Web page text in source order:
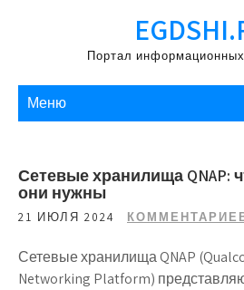
содержимомуПортал
Меню
Сетевые хранилища QNAP:
они нужны
21 ИЮЛЯ 2024
Сетевые хранилища QNAP
Networking Platform)